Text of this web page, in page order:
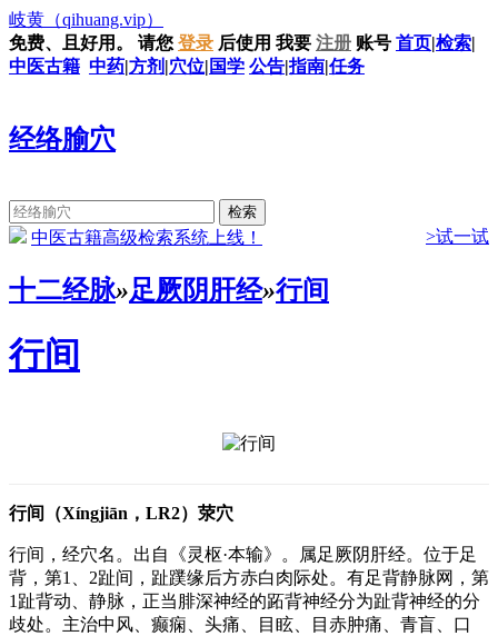
岐黄 （qihuang.vip）
免费、且好用。
请您 登录 后使用 我要 注册 账号 首页|检索|
中医古籍 中药|方剂 |穴位| 国学 公告|指南|任务
经络腧穴
中医古籍高级检索系统上线！ >试一试
十二经脉»足厥阴肝经»行间
行间
行间（Xíngjiān，LR2）荥穴
行间，经穴名。出自《灵枢·本输》。属足厥阴肝经。位于足
背，第1、2趾间，趾蹼缘后方赤白肉际处。有足背静脉网，第
1趾背动、静脉，正当腓深神经的跖背神经分为趾背神经的分
歧处。主治中风、癫痫、头痛、目眩、目赤肿痛、青盲、口